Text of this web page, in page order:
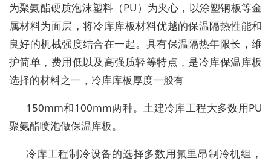
为聚氨酯硬质泡沫塑料（PU）为夹心，以涂塑钢板等金
属材料为面层，将冷库库板材料优越的保温隔热性能和
良好的机械强度结合在一起。具有保温隔热年限长，维
护简单，费用低以及高强质轻等特点，是冷库保温库板
选择的材料之一，冷库库板厚度一般有
150mm和100mm两种。土建冷库工程大多数用PU
聚氨酯喷泡做保温库板。
冷库工程制冷设备的选择多数用氟里昂制冷机组，